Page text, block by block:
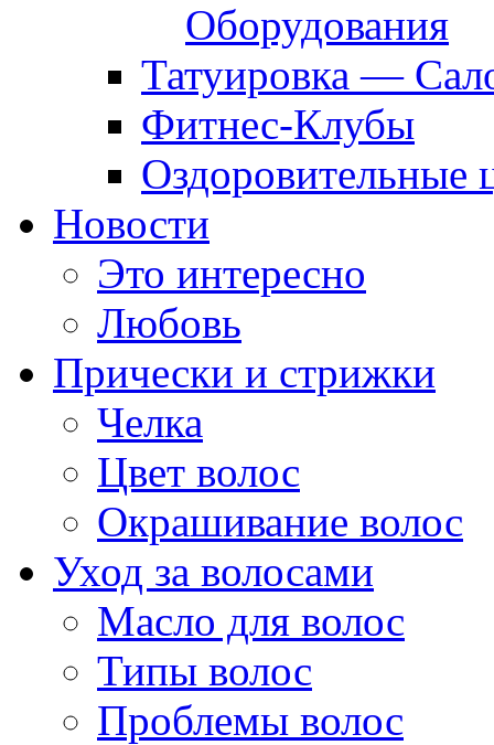
Оборудования
Татуировка —
Фитнес-Клубы
Оздоровительные
Новости
Это интересно
Любовь
Прически и стрижки
Челка
Цвет волос
Окрашивание волос
Уход за волосами
Масло для волос
Типы волос
Проблемы волос